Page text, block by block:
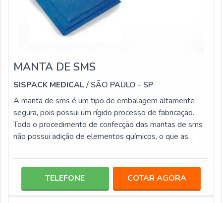
MANTA DE SMS
SISPACK MEDICAL/ SÃO PAULO - SP
A manta de sms é um tipo de embalagem altamente
segura, pois possui um rígido processo de fabricação.
Todo o procedimento de confecção das mantas de sms
não possui adição de elementos químicos, o que as
fabricação aplicado é a calandragem térmica, eficiente
do material. Ela é inserida nas diversas camadas de
produtos qualificados, tais como: Três camadas de
TELEFONE COTAR AGORA